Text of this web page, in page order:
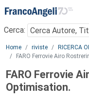
Menu
Cerca:
Main content
Home riviste RICERCA
FARO Ferrovie Airo
FARO Ferrovie
Optimisation.